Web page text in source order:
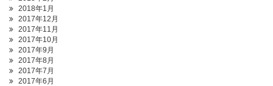
2018年1月
2017年12月
2017年11月
2017年10月
2017年9月
2017年8月
2017年7月
2017年6月